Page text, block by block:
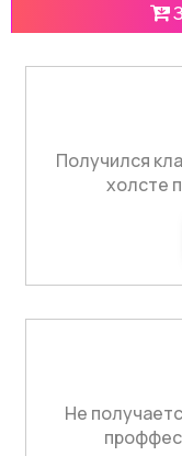
Получился
холсте
Не